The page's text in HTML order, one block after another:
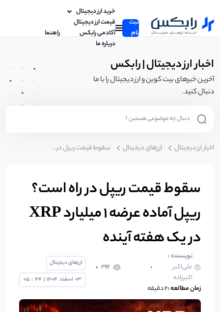
ثبت
نام
خرید ارز دیجیتال
قیمت ارز دیجیتال
آکادمی رابکس
راهنما
درباره ما
اخبار ارز دیجیتال | رابکس
آخرین خبرهای بیت کوین و ارز دیجیتال را با ما
دنبال کنید.
اخبار ارز دیجیتال ارزهای دیجیتال سقوط قیمت ریپل در راه است؟ ریپل آماده عرضه ۱ میلیارد XRP در یک هفته آینده
سقوط قیمت ریپل در راه است؟
ریپل آماده عرضه ۱ میلیارد XRP
در یک هفته آینده
نویسنده :
علی‌اکبر
اکبرزاده
292
زمان مطالعه :2 دقیقه
ارزهای دیجیتال
03 اسفند 1404
|
44
:
05